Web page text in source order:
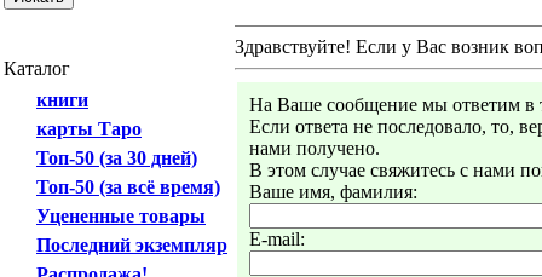
Каталог
книги
карты Таро
Топ-50 (за 30 дней)
Топ-50 (за всё время)
Уцененные товары
Последний экземпляр
Здравствуйте! Если у Вас возник
На Ваше сообщение мы ответим в
Если ответа не последовало, то,
нами получено.
В этом случае свяжитесь с нами
Ваше имя, фамилия:
E-mail: